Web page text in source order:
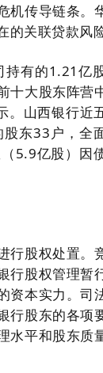
机传导链条。
关联贷款风险
持有的1.21亿
十大股东阵营
。山西银行近
东33户，全
5.9亿股）因
行股权处置。
股权管理暂
资本实力。司
行股东的各项
水平和股东质